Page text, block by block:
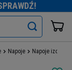
Napoje Napoje